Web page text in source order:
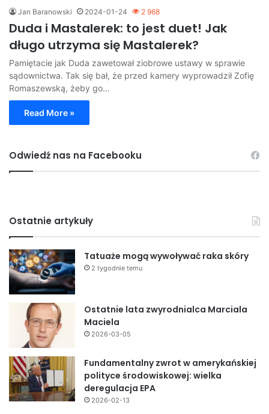
Jan Baranowski 2024-01-24 2 968
Duda i Mastalerek: to jest duet! Jak
długo utrzyma się Mastalerek?
Pamiętacie jak Duda zawetował ziobrowe ustawy w sprawie
sądownictwa. Tak się bał, że przed kamery wyprowadził Zofię
Romaszewską, żeby go…
Read More »
Odwiedź nas na Facebooku
Ostatnie artykuły
Tatuaże mogą wywoływać raka skóry
2 tygodnie temu
Ostatnie lata zwyrodnialca Marciala
Maciela
2026-03-05
Fundamentalny zwrot w amerykańskiej
polityce środowiskowej: wielka
deregulacja EPA
2026-02-13